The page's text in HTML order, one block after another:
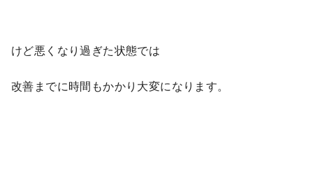
けど悪くなり過ぎた状態では
改善までに時間もかかり大変になります。